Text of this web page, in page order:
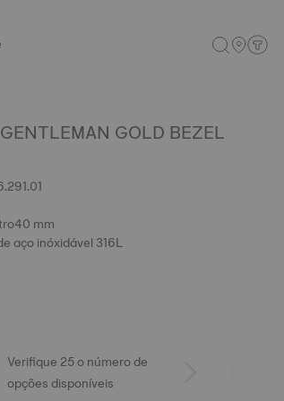
GOLD BEZEL
mm
aço inóxidável 316L
Verifique 25 o número de
opções disponíveis